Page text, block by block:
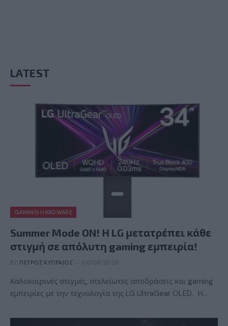
LATEST
GAMING HARDWARE
Summer Mode ON! Η LG μετατρέπει κάθε
στιγμή σε απόλυτη gaming εμπειρία!
BY ΠΈΤΡΟΣ ΚΥΠΡΑΊΟΣ 06/08/2026
Καλοκαιρινές στιγμές, ατελείωτες αποδράσεις και gaming
εμπειρίες με την τεχνολογία της LG UltraGear OLED. Η…